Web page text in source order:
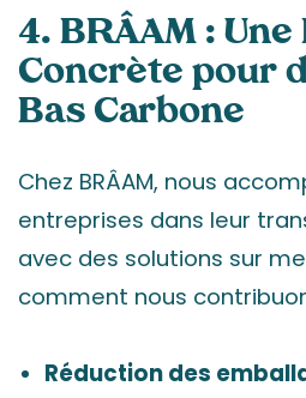
4. BRÂAM :
Concrète pour
Bas Carbone
Chez BRÂAM, nous
entreprises dans leur
avec des solutions sur
comment nous
Réduction des